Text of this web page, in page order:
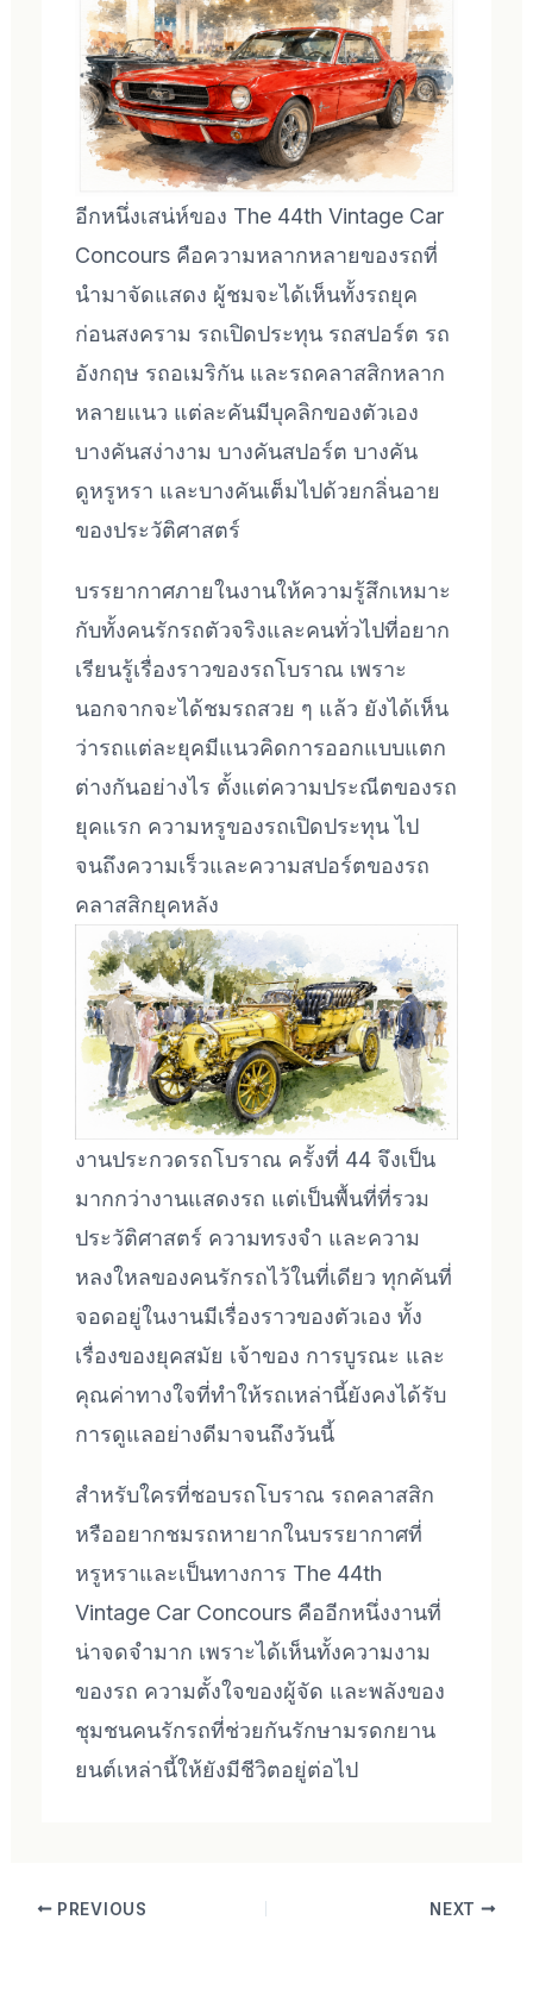
อีกหนึ่งเสน่ห์ของ The 44th Vintage Car
Concours คือความหลากหลายของรถที่
นำมาจัดแสดง ผู้ชมจะได้เห็นทั้งรถยุค
ก่อนสงคราม รถเปิดประทุน รถสปอร์ต รถ
อังกฤษ รถอเมริกัน และรถคลาสสิกหลาก
หลายแนว แต่ละคันมีบุคลิกของตัวเอง
บางคันสง่างาม บางคันสปอร์ต บางคัน
ดูหรูหรา และบางคันเต็มไปด้วยกลิ่นอาย
ของประวัติศาสตร์
บรรยากาศภายในงานให้ความรู้สึกเหมาะ
กับทั้งคนรักรถตัวจริงและคนทั่วไปที่อยาก
เรียนรู้เรื่องราวของรถโบราณ เพราะ
นอกจากจะได้ชมรถสวย ๆ แล้ว ยังได้เห็น
ว่ารถแต่ละยุคมีแนวคิดการออกแบบแตก
ต่างกันอย่างไร ตั้งแต่ความประณีตของรถ
ยุคแรก ความหรูของรถเปิดประทุน ไป
จนถึงความเร็วและความสปอร์ตของรถ
คลาสสิกยุคหลัง
งานประกวดรถโบราณ ครั้งที่ 44 จึงเป็น
มากกว่างานแสดงรถ แต่เป็นพื้นที่ที่รวม
ประวัติศาสตร์ ความทรงจำ และความ
หลงใหลของคนรักรถไว้ในที่เดียว ทุกคันที่
จอดอยู่ในงานมีเรื่องราวของตัวเอง ทั้ง
เรื่องของยุคสมัย เจ้าของ การบูรณะ และ
คุณค่าทางใจที่ทำให้รถเหล่านี้ยังคงได้รับ
การดูแลอย่างดีมาจนถึงวันนี้
สำหรับใครที่ชอบรถโบราณ รถคลาสสิก
หรืออยากชมรถหายากในบรรยากาศที่
หรูหราและเป็นทางการ The 44th
Vintage Car Concours คืออีกหนึ่งงานที่
น่าจดจำมาก เพราะได้เห็นทั้งความงาม
ของรถ ความตั้งใจของผู้จัด และพลังของ
ชุมชนคนรักรถที่ช่วยกันรักษามรดกยาน
ยนต์เหล่านี้ให้ยังมีชีวิตอยู่ต่อไป
PREVIOUS NEXT